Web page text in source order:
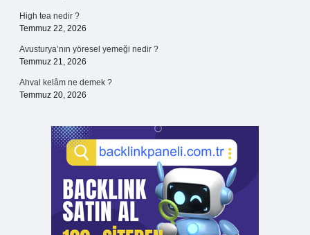
High tea nedir ?
Temmuz 22, 2026
Avusturya’nın yöresel yemeği nedir ?
Temmuz 21, 2026
Ahval kelâm ne demek ?
Temmuz 20, 2026